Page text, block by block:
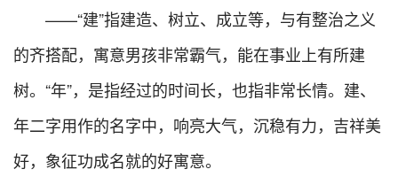
——“建”指建造、树立、成立等，与有整治之义
的齐搭配，寓意男孩非常霸气，能在事业上有所建
树。“年”，是指经过的时间长，也指非常长情。建、
年二字用作的名字中，响亮大气，沉稳有力，吉祥美
好，象征功成名就的好寓意。